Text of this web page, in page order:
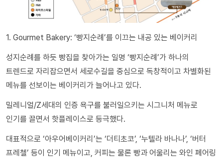
1. Gourmet Bakery: ‘빵지순례’를 이끄는 내공 있는 베이커리
성지순례를 하듯 빵집을 찾아가는 일명 ‘빵지순례’가 하나의
트렌드로 자리잡으면서 세로수길을 중심으로 독창적이고 차별화된
메뉴를 선보이는 베이커리가 늘어나고 있다.
밀레니얼/Z세대의 인증 욕구를 불러일으키는 시그니처 메뉴로
인기를 끌면서 핫플레이스로 등극했다.
대표적으로 ‘아우어베이커리’는 ‘더티초코’, ‘누텔라 바나나’, ‘버터
프레첼’ 등이 인기 메뉴이고, 커피는 물론 빵과 어울리는 와인 페어링